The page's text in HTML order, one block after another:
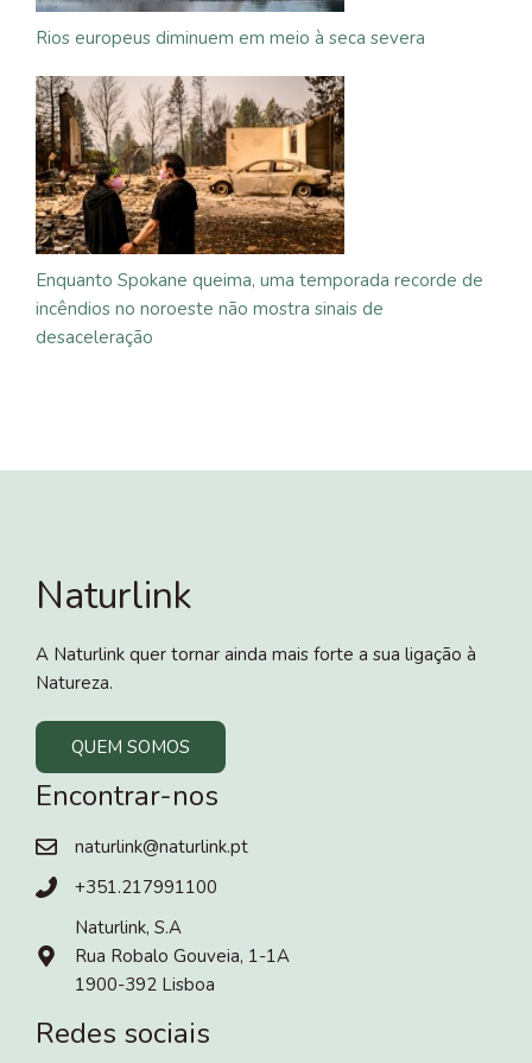
Rios europeus diminuem em meio à seca severa
Enquanto Spokane queima, uma temporada recorde de
incêndios no noroeste não mostra sinais de
desaceleração
Naturlink
A Naturlink quer tornar ainda mais forte a sua ligação à
Natureza.
QUEM SOMOS
Encontrar-nos
naturlink@naturlink.pt
+351.217991100
Naturlink, S.A
Rua Robalo Gouveia, 1-1A
1900-392 Lisboa
Redes sociais